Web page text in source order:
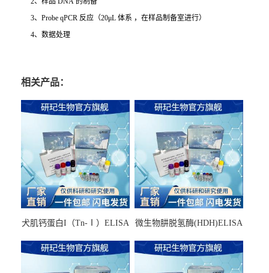
3、Probe qPCR 反应（20μL 体系 ，在样品制备室进行）
4、数据处理
相关产品：
犬肌钙蛋白I（Tn-Ⅰ）ELISA
微生物肼脱氢酶(HDH)ELISA